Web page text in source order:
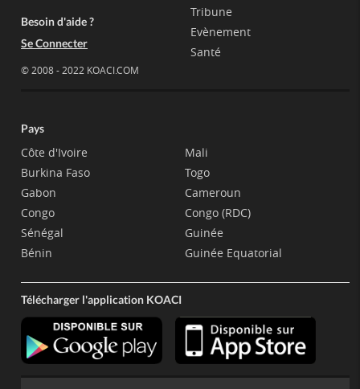
Besoin d'aide ?
Se Connecter
© 2008 - 2022 KOACI.COM
Tribune
Evènement
Santé
Pays
Côte d'Ivoire
Burkina Faso
Gabon
Congo
Sénégal
Bénin
Mali
Togo
Cameroun
Congo (RDC)
Guinée
Guinée Equatorial
Télécharger l'application KOACI